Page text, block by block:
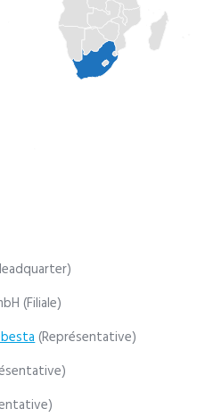
(Filiale)
(Représentative)